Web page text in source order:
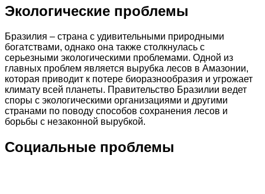
Экологические проблемы
Бразилия – страна с удивительными природными
богатствами, однако она также столкнулась с
серьезными экологическими проблемами. Одной из
главных проблем является вырубка лесов в Амазонии,
которая приводит к потере биоразнообразия и угрожает
климату всей планеты. Правительство Бразилии ведет
споры с экологическими организациями и другими
странами по поводу способов сохранения лесов и
борьбы с незаконной вырубкой.
Социальные проблемы